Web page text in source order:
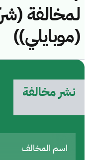
لمخالفة
(موبايلي))
نشر مخالفة
اسم المخالف